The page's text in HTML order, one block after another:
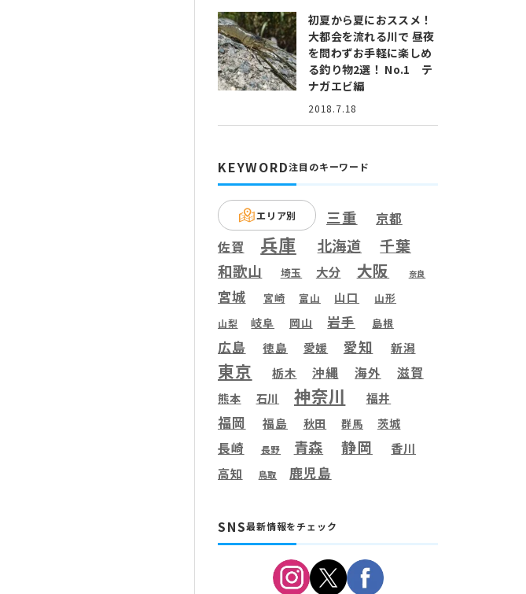
初夏から夏におススメ！
大都会を流れる川で 昼夜
を問わずお手軽に楽しめ
る釣り物2選！ No.1 テ
ナガエビ編
2018.7.18
KEYWORD注目のキーワード
エリア別 三重 京都
佐賀 兵庫 北海道 千葉
和歌山 埼玉 大分 大阪 奈良
宮城 宮崎 富山 山口 山形
山梨 岐阜 岡山 岩手 島根
広島 徳島 愛媛 愛知 新潟
東京 栃木 沖縄 海外 滋賀
熊本 石川 神奈川 福井
福岡 福島 秋田 群馬 茨城
長崎 長野 青森 静岡 香川
高知 鳥取 鹿児島
SNS最新情報をチェック